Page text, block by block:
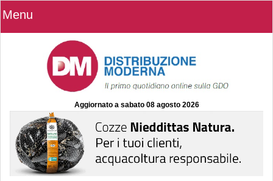
Menu
Aggiornato a sabato 08 agosto 2026